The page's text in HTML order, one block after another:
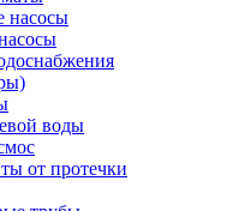
насосы
воды
от протечки